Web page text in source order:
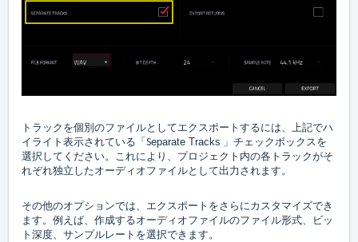
トラックを個別のファイルとしてエクスポートするには、上記でハ
イライト表示されている「Separate Tracks 」チェックボックスを
選択してください。これにより、プロジェクト内の各トラックがそ
れぞれ独立したオーディオファイルとして出力されます。
その他のオプションでは、エクスポートをさらにカスタマイズでき
ます。例えば、作成するオーディオファイルのファイル形式、ビッ
ト深度、サンプルレートを選択できます。